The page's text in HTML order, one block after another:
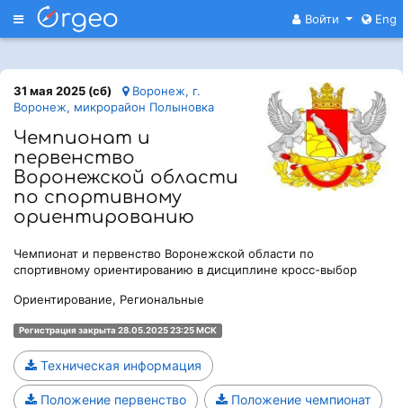
Меню Войти Eng
31 мая 2025 (сб)
Воронеж, г.
Воронеж, микрорайон Полыновка
Чемпионат и
первенство
Воронежской области
по спортивному
ориентированию
Чемпионат и первенство Воронежской области по
спортивному ориентированию в дисциплине кросс-выбор
Ориентирование, Региональные
Регистрация закрыта 28.05.2025 23:25 МСК
Техническая информация
Положение первенство Положение чемпионат